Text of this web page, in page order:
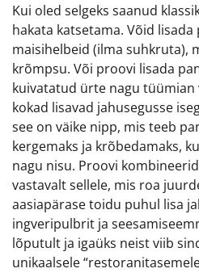
Kui oled selgeks saanud
hakata katsetama. Võid
maisihelbeid (ilma suhkruta),
krõmpsu. Või proovi lisada
kuivatatud ürte nagu
kokad lisavad jahusegusse
see on väike nipp, mis teeb
kergemaks ja krõbedamaks,
nagu nisu. Proovi
vastavalt sellele, mis roa
aasiapärase toidu puhul lisa
ingveripulbrit ja
lõputult ja igaüks neist viib
unikaalsele